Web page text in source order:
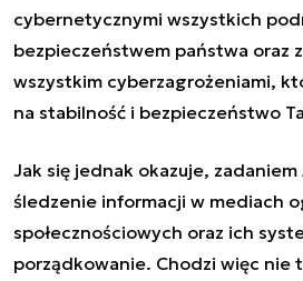
cybernetycznymi wszystkich
bezpieczeństwem państwa oraz
wszystkim cyberzagrożeniami,
na stabilność i bezpieczeństwo
Jak się jednak okazuje, zadaniem
śledzenie informacji w mediach
społecznościowych oraz ich
porządkowanie. Chodzi więc nie